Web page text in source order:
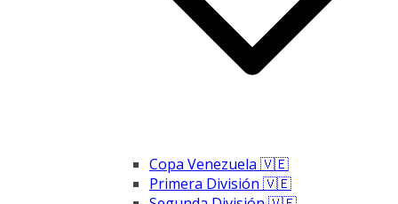
Copa Venezuela 🇻🇪
Primera División 🇻🇪